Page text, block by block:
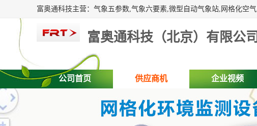
富奥通科技（北京）有限公司
公司首页 供应商机 企业视频